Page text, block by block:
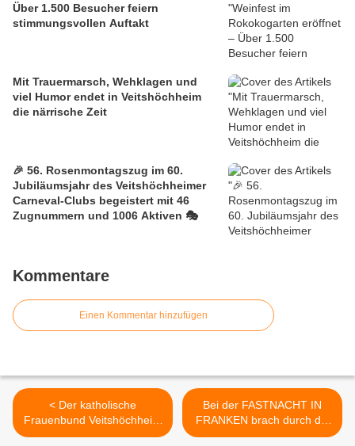
Über 1.500 Besucher feiern
stimmungsvollen Auftakt
Mit Trauermarsch, Wehklagen und
viel Humor endet in Veitshöchheim
die närrische Zeit
🎉 56. Rosenmontagszug im 60.
Jubiläumsjahr des Veitshöchheimer
Carneval-Clubs begeistert mit 46
Zugnummern und 1006 Aktiven 🎭
Kommentare
Einen Kommentar hinzufügen
< Der katholische
Frauenbund Veitshöchheim
feiert am 8. März 2020 sein
Bei der FASTNACHT IN
FRANKEN brach durch die
Tanzsportgarde